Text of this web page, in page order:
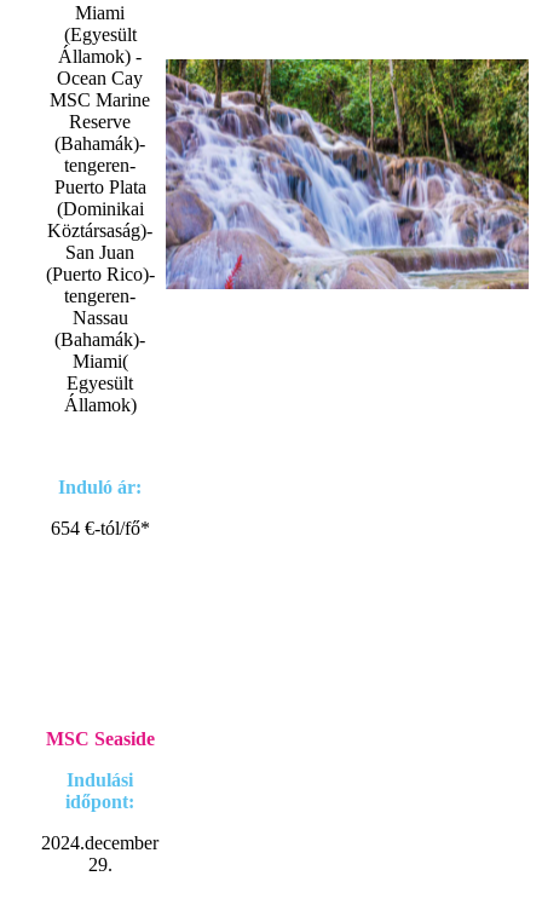
Miami
(Egyesült
Államok) -
Ocean Cay
MSC Marine
Reserve
(Bahamák)-
tengeren-
Puerto Plata
(Dominikai
Köztársaság)-
San Juan
(Puerto Rico)-
tengeren-
Nassau
(Bahamák)-
Miami(
Egyesült
Államok)
Induló ár:
654 €-tól/fő*
MSC Seaside
Indulási
időpont:
2024.december
29.